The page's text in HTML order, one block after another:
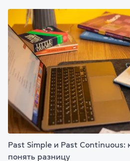
Past Simple и Past Continuous:
понять разницу